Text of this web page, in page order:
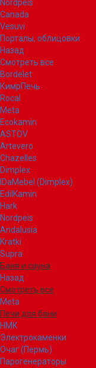
Nordpeis
Canada
Vesuvi
Порталы, облицовки
Назад
Смотреть все
Bordelet
КимрПечь
Rocal
Meta
Ecokamin
ASTOV
Artevero
Chazelles
Dimplex
IDaMebel (Dimplex)
EdilKamin
Hark
Nordpeis
Andalusia
Kratki
Supra
Баня и сауна
Назад
Смотреть все
Meta
Печи для бани
НМК
Электрокаменки
Очаг (Пермь)
Парогенераторы